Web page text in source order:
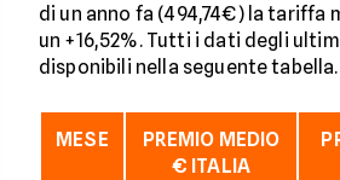
di un anno fa (494,74€) la tariffa
un +16,52%. Tutti i dati degli
disponibili nella seguente tabella.
MESE
PREMIO MEDIO
€ ITALIA